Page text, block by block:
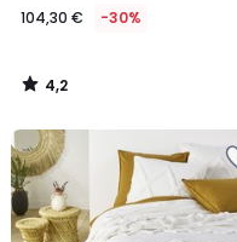
104,30 € -30%
4,2
/